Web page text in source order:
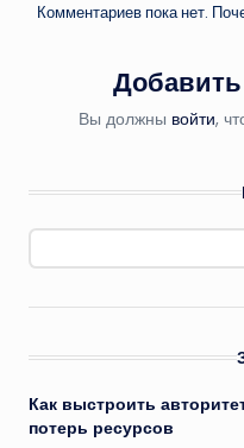
Комментариев пока нет.
Вы должны войти,
Как выстроить
потерь ресурсов